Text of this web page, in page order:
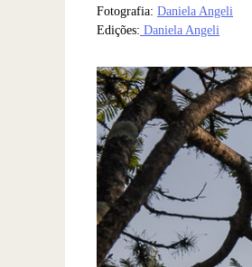
Fotografia: Daniela Angeli
Edições: Daniela Angeli